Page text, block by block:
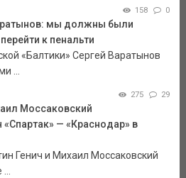
158 0
мы должны были
к пенальти
«Балтики» Сергей Варатынов
...
275 29
Моссаковский
— «Краснодар» в
Генич и Михаил Моссаковский
...